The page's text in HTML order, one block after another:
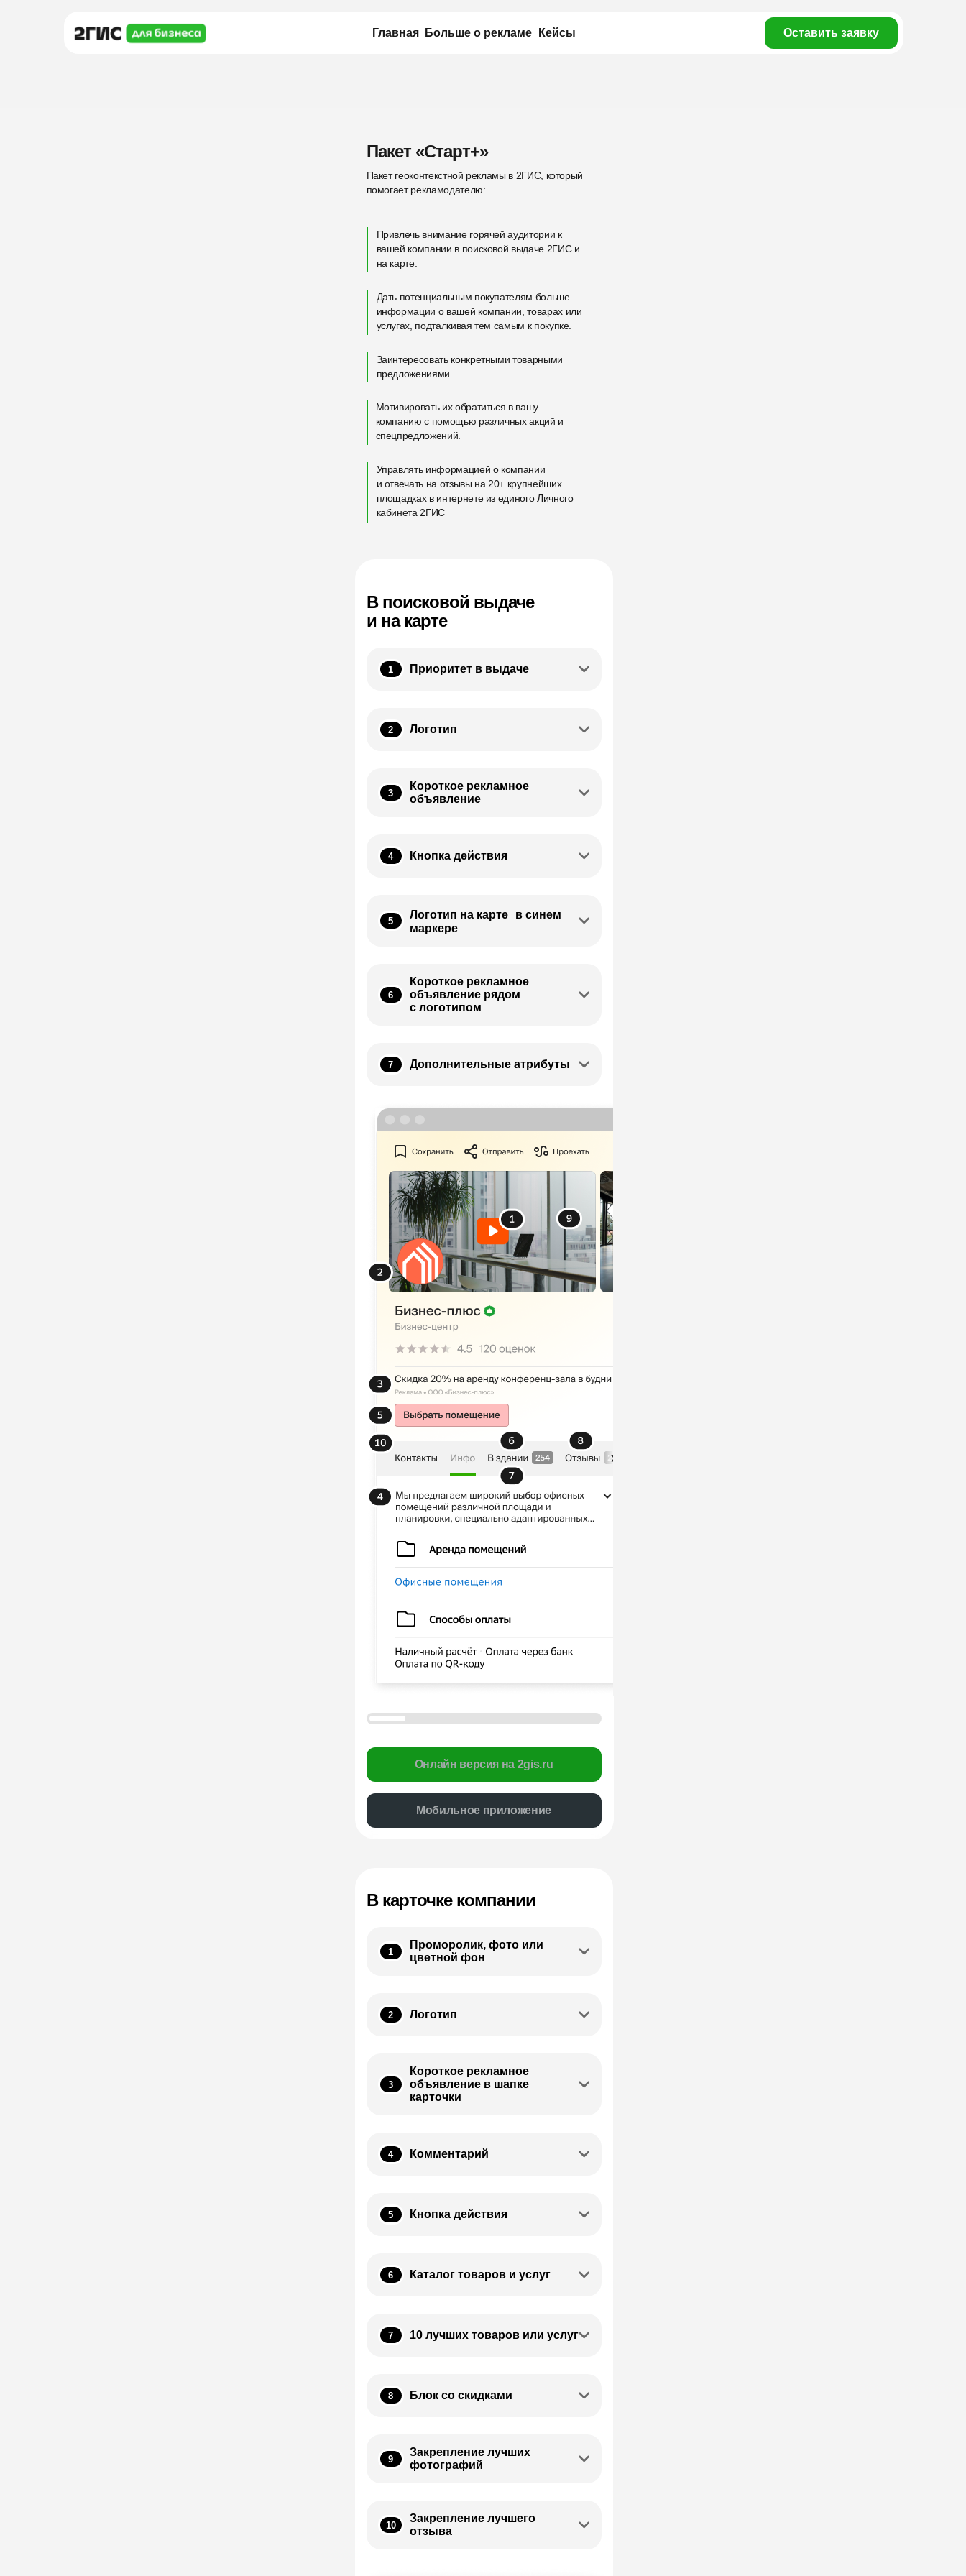
Оставить заявку
Главная Больше о рекламе Кейсы
Пакет «Старт+»
Пакет геоконтекстной рекламы в 2ГИС, который
помогает рекламодателю:
Привлечь внимание горячей аудитории к
вашей компании в поисковой выдаче 2ГИС и
на карте.
Дать потенциальным покупателям больше
информации о вашей компании, товарах или
услугах, подталкивая тем самым к покупке.
Заинтересовать конкретными товарными
предложениями
Мотивировать их обратиться в вашу
компанию с помощью различных акций и
спецпредложений.
Управлять информацией о компании
и отвечать на отзывы на 20+ крупнейших
площадках в интернете из единого Личного
кабинета 2ГИС
В поисковой выдаче
и на карте
1 Приоритет в выдаче
2 Логотип
3
Короткое рекламное
объявление
4 Кнопка действия
5
Логотип на карте в синем
маркере
6
Короткое рекламное
объявление рядом
с логотипом
7 Дополнительные атрибуты
Онлайн версия на 2gis.ru
Мобильное приложение
В карточке компании
1
Проморолик, фото или
цветной фон
2 Логотип
3
Короткое рекламное
объявление в шапке
карточки
4 Комментарий
5 Кнопка действия
6 Каталог товаров и услуг
7 10 лучших товаров или услуг
8 Блок со скидками
9
Закрепление лучших
фотографий
10
Закрепление лучшего
отзыва